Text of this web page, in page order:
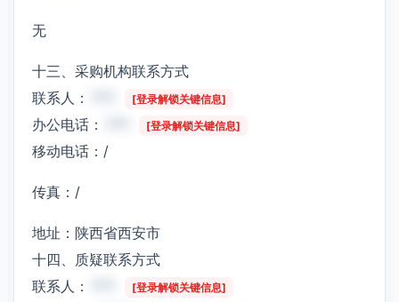
无
十三、采购机构联系方式
联系人：
[登录解锁关键信息]
办公电话： [登录解锁关键信息]
移动电话：/
传真：/
地址：陕西省西安市
十四、质疑联系方式
联系人：
[登录解锁关键信息]